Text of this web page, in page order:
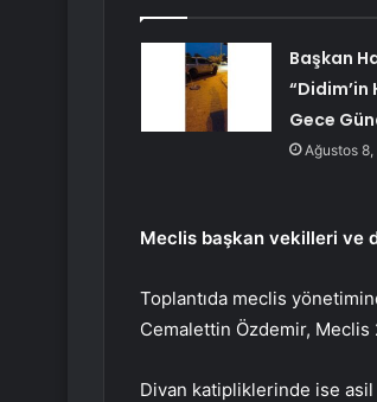
Başkan
“Didim’in
Gece
Ağustos
Meclis başkan vekilleri ve
Toplantıda meclis
Cemalettin Özdemir,
Divan katipliklerinde ise